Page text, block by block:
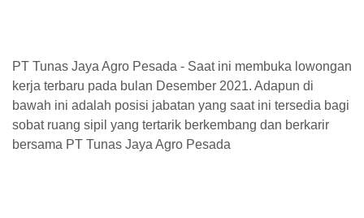
PT Tunas Jaya Agro Pesada - Saat ini membuka lowongan
kerja terbaru pada bulan Desember 2021. Adapun di
bawah ini adalah posisi jabatan yang saat ini tersedia bagi
sobat ruang sipil yang tertarik berkembang dan berkarir
bersama PT Tunas Jaya Agro Pesada